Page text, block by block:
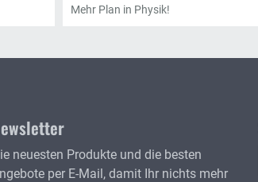
Mehr Plan in Physik!
neuesten Produkte und die besten
per E-Mail, damit Ihr nichts mehr